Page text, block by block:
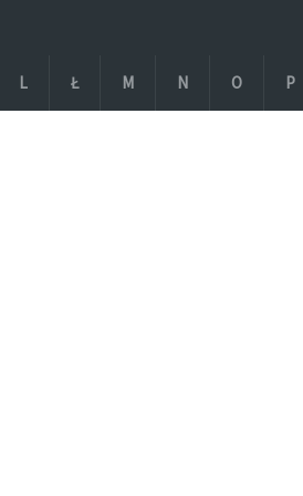
L Ł M N O P